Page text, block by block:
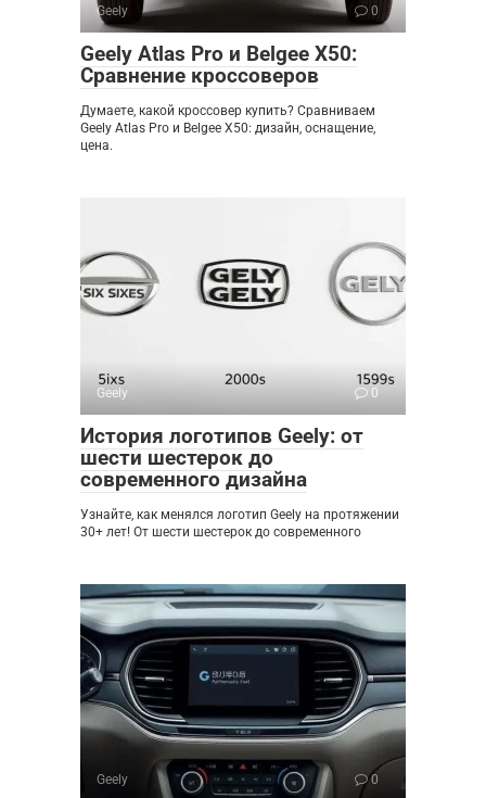
Geely 0
Geely Atlas Pro и Belgee X50:
Сравнение кроссоверов
Думаете, какой кроссовер купить? Сравниваем
Geely Atlas Pro и Belgee X50: дизайн, оснащение,
цена.
Geely 0
История логотипов Geely: от
шести шестерок до
современного дизайна
Узнайте, как менялся логотип Geely на протяжении
30+ лет! От шести шестерок до современного
Geely 0